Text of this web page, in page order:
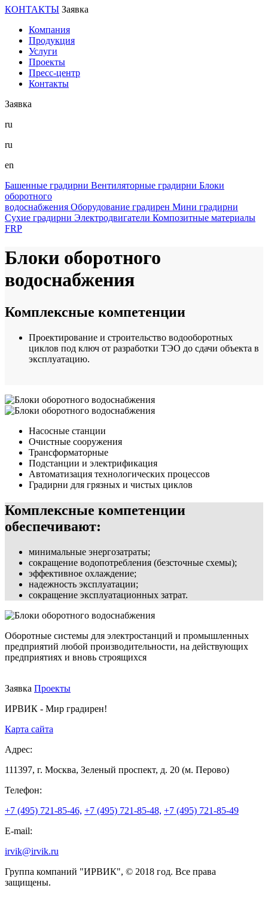
КОНТАКТЫ Заявка
Компания
Продукция
Услуги
Проекты
Пресс-центр
Контакты
Заявка
ru
ru
en
Башенные градирни Вентиляторные градирни Блоки
оборотного
водоснабжения Оборудование градирен Мини градирни
Сухие градирни Электродвигатели Композитные материалы
FRP
Блоки оборотного
водоснабжения
Комплексные компетенции
Проектирование и строительство водооборотных
циклов под ключ от разработки ТЭО до сдачи объекта в
эксплуатацию.
Насосные станции
Очистные сооружения
Трансформаторные
Подстанции и электрификация
Автоматизация технологических процессов
Градирни для грязных и чистых циклов
Комплексные компетенции
обеспечивают:
минимальные энергозатраты;
сокращение водопотребления (безсточные схемы);
эффективное охлаждение;
надежность эксплуатации;
сокращение эксплуатационных затрат.
Оборотные системы для электростанций и промышленных
предприятий любой производительности, на действующих
предприятиях и вновь строящихся
Заявка Проекты
ИРВИК - Мир градирен!
Карта сайта
Адрес:
111397, г. Москва, Зеленый проспект, д. 20 (м. Перово)
Телефон:
+7 (495) 721-85-46, +7 (495) 721-85-48, +7 (495) 721-85-49
E-mail:
irvik@irvik.ru
Группа компаний "ИРВИК", © 2018 год. Все права
защищены.